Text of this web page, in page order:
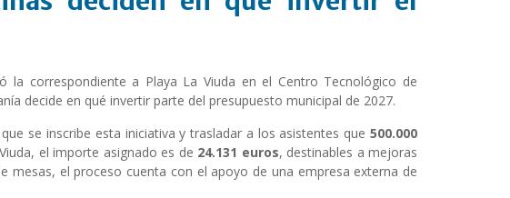
la correspondiente a Playa La Viuda en el Centro Tecnológico de
decide en qué invertir parte del presupuesto municipal de 2027.
se inscribe esta iniciativa y trasladar a los asistentes que500.000
el importe asignado es de 24.131 euros, destinables a mejoras
mesas, el proceso cuenta con el apoyo de una empresa externa de